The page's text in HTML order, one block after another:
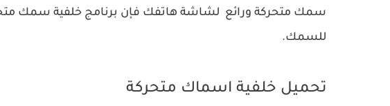
سمك متحركة ورائع لشاشة هاتفك فإن برنامج خلفية سمك
للسمك.
تحميل خلفية اسماك متحركة